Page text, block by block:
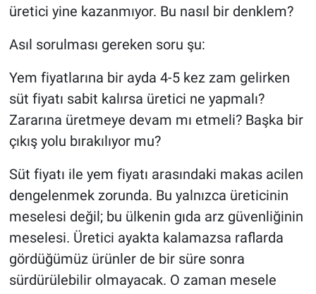
üretici yine kazanmıyor. Bu nasıl bir denklem?
Asıl sorulması gereken soru şu:
Yem fiyatlarına bir ayda 4-5 kez zam gelirken
süt fiyatı sabit kalırsa üretici ne yapmalı?
Zararına üretmeye devam mı etmeli? Başka bir
çıkış yolu bırakılıyor mu?
Süt fiyatı ile yem fiyatı arasındaki makas acilen
dengelenmek zorunda. Bu yalnızca üreticinin
meselesi değil; bu ülkenin gıda arz güvenliğinin
meselesi. Üretici ayakta kalamazsa raflarda
gördüğümüz ürünler de bir süre sonra
sürdürülebilir olmayacak. O zaman mesele